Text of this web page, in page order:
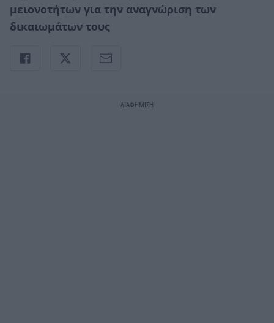
μειονοτήτων για την αναγνώριση των
δικαιωμάτων τους